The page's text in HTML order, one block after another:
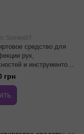
Solnex07
средство для
рук,
и инструментов
Line Long 1000 мл
грн